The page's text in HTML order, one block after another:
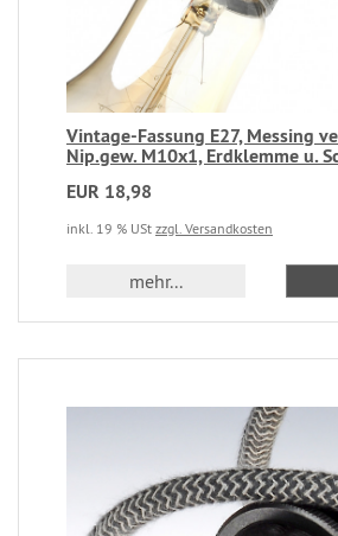
Vintage-Fassung E27, Messing
Nip.gew. M10x1, Erdklemme u.
EUR 18,98
inkl. 19 % USt zzgl. Versandkosten
mehr...